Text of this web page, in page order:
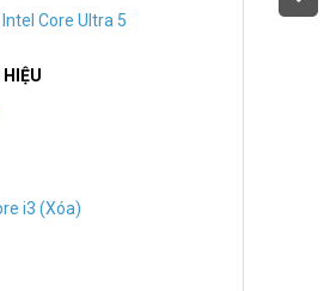
Intel Core Ultra 5
i3 (Xóa)